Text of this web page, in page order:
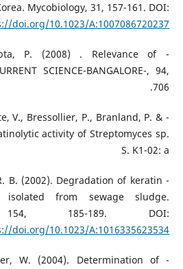
Mycobiology, 31, 157-161. DOI:
doi.org/10.1023/A:1007086720237
P. (2008) . Relevance of
SCIENCE-BANGALORE-, 94,
706.
V., Bressollier, P., Branland, P. &
activity of Streptomyces sp.
S. K1-02: a
B. (2002). Degradation of keratin
from sewage sludge.
154, 185-189. DOI:
doi.org/10.1023/A:1016335623534
W. (2004). Determination of